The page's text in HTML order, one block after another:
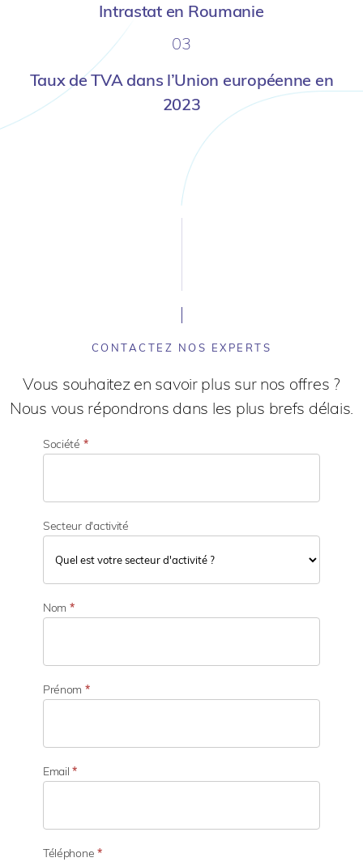
Intrastat en Roumanie
03
Taux de TVA dans l’Union européenne en
2023
CONTACTEZ NOS EXPERTS
Vous souhaitez en savoir plus sur nos offres ?
Nous vous répondrons dans les plus brefs délais.
Société *
Secteur d'activité
e
c
r
d
t
i
t
é
Nom *
Prénom *
Email*
Téléphone*